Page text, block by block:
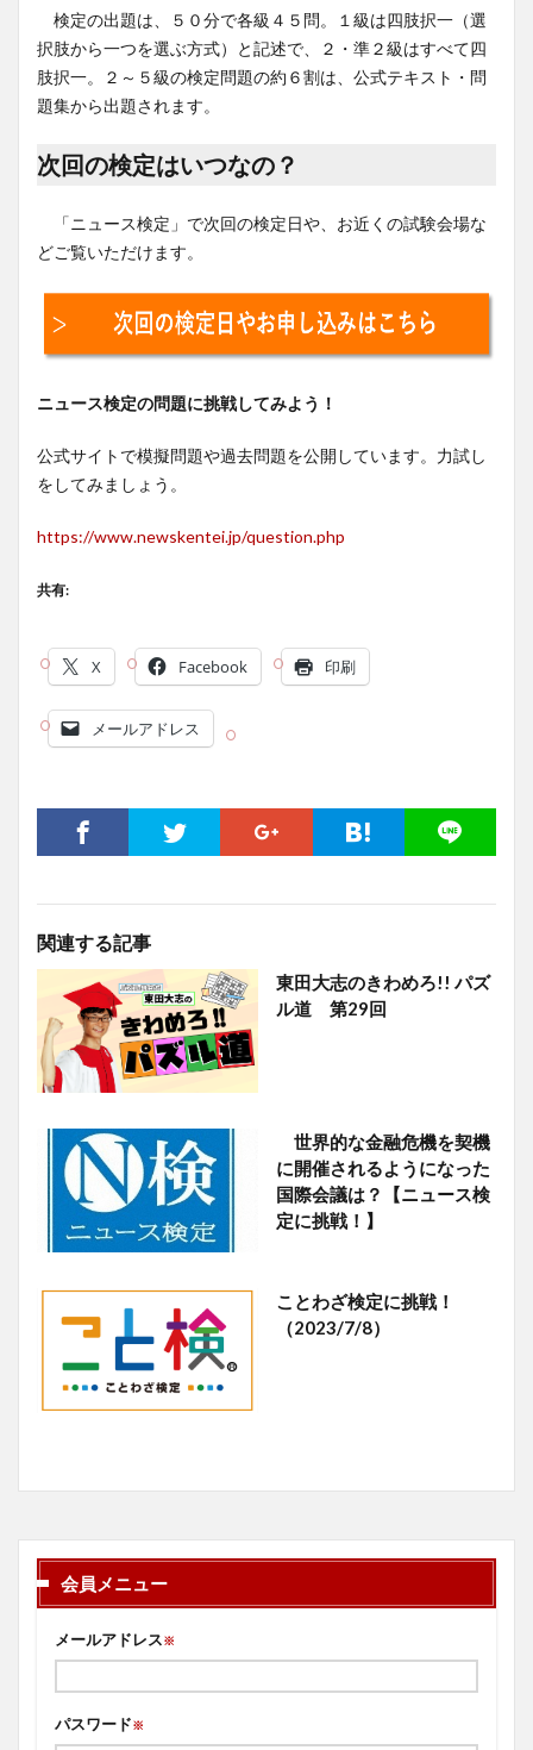
検定の出題は、５０分で各級４５問。１級は四肢択一（選
択肢から一つを選ぶ方式）と記述で、２・準２級はすべて四
肢択一。２～５級の検定問題の約６割は、公式テキスト・問
題集から出題されます。
次回の検定はいつなの？
「ニュース検定」で次回の検定日や、お近くの試験会場な
どご覧いただけます。
ニュース検定の問題に挑戦してみよう！
公式サイトで模擬問題や過去問題を公開しています。力試し
をしてみましょう。
https://www.newskentei.jp/question.php
共有:
X Facebook 印刷
メールアドレス
関連する記事
東田大志のきわめろ!! パズ
ル道 第29回
世界的な金融危機を契機
に開催されるようになった
国際会議は？【ニュース検
定に挑戦！】
ことわざ検定に挑戦！
（2023/7/8）
会員メニュー
メールアドレス※
パスワード※